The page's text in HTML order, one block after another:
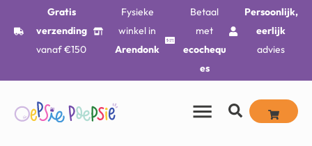
Gratis
verzending
vanaf €150
Fysieke
winkel in
Arendonk
Betaal
met
ecochequ
es
Persoonlijk,
eerlijk
advies